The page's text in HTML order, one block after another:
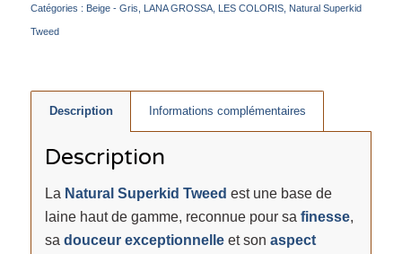
Catégories : Beige - Gris, LANA GROSSA, LES COLORIS, Natural Superkid
Tweed
Description Informations complémentaires
Description
La Natural Superkid Tweed est une base de
laine haut de gamme, reconnue pour sa finesse,
sa douceur exceptionnelleet son aspect